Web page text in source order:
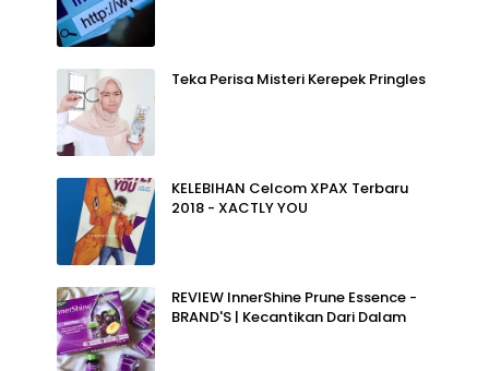
Teka Perisa Misteri Kerepek Pringles
KELEBIHAN Celcom XPAX Terbaru
2018 - XACTLY YOU
REVIEW InnerShine Prune Essence -
BRAND'S | Kecantikan Dari Dalam